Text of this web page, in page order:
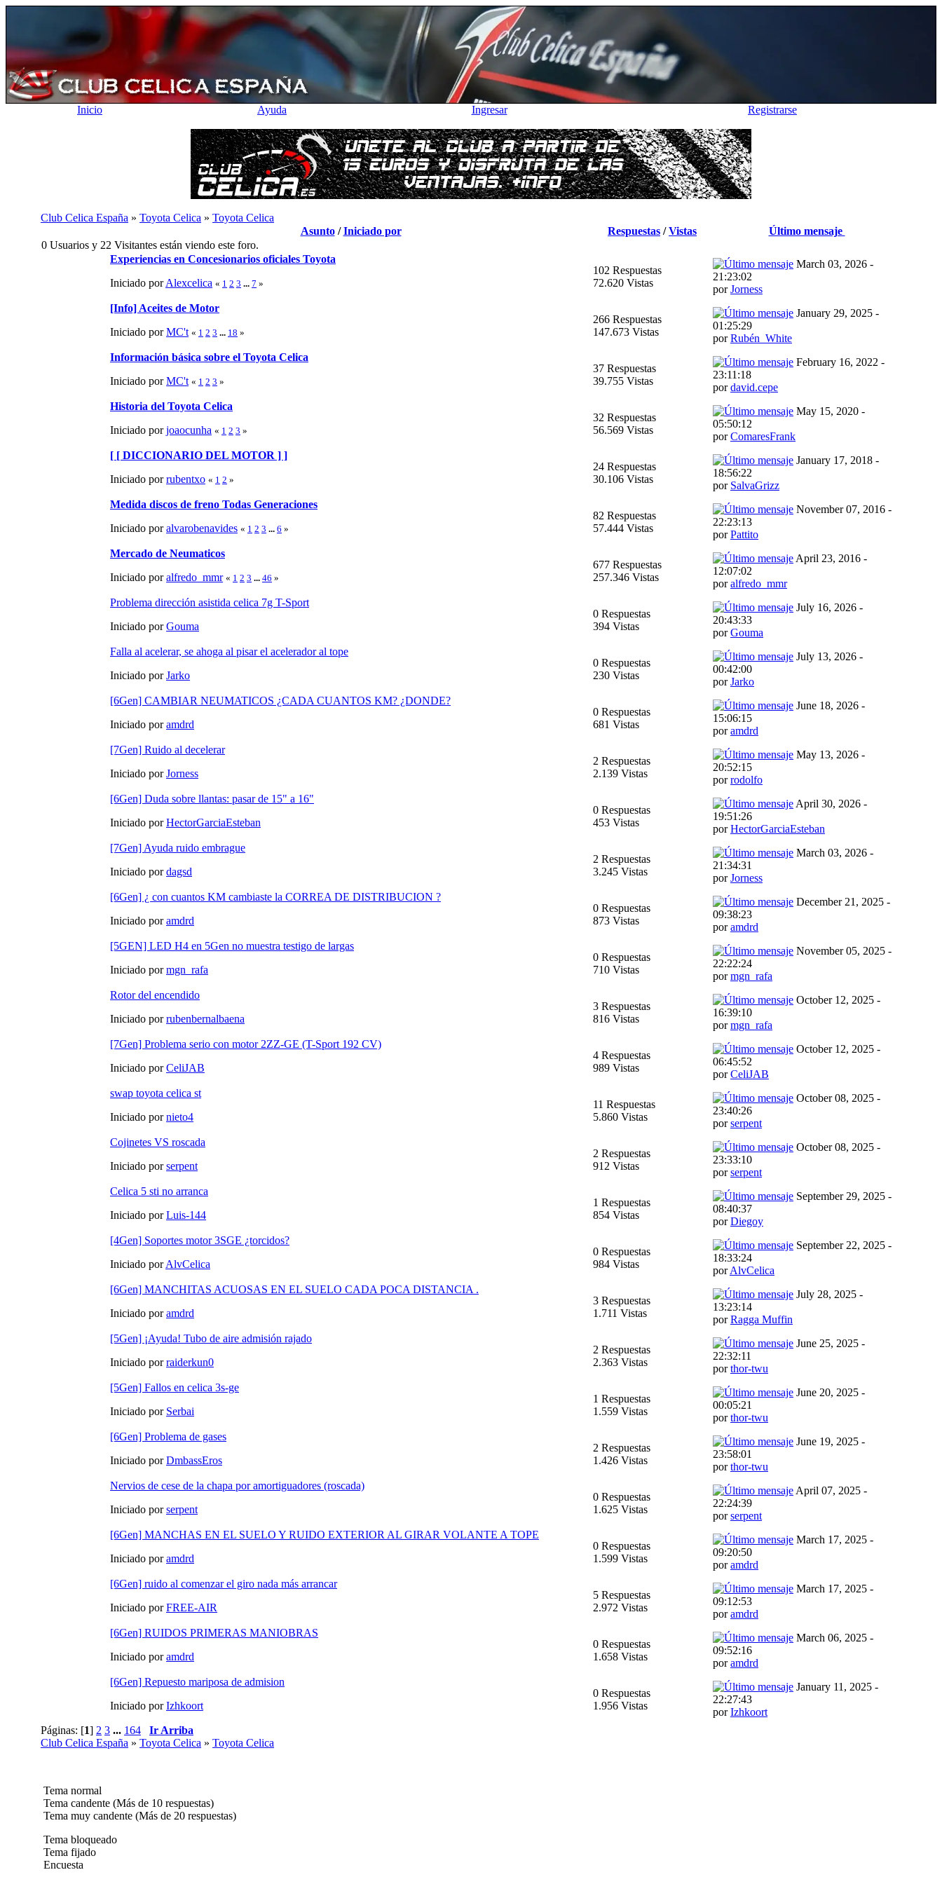
Inicio Ayuda Ingresar Registrarse
Club Celica España » Toyota Celica » Toyota Celica
Asunto/Iniciado por Respuestas /Vistas
Último mensaje
0 Usuarios y 22 Visitantes están viendo este foro.
Experiencias en Concesionarios oficiales Toyota
Iniciado porAlexcelica « 1 2 3 ... 7 »
102 Respuestas
72.620 Vistas
March 03, 2026 -
21:23:02
porJorness
[Info] Aceites de Motor
Iniciado porMC't « 1 2 3 ... 18 »
266 Respuestas
147.673 Vistas
January 29, 2025 -
01:25:29
porRubén_White
Información básica sobre el Toyota Celica
Iniciado porMC't « 1 2 3 »
37 Respuestas
39.755 Vistas
February 16, 2022 -
23:11:18
pordavid.cepe
Historia del Toyota Celica
Iniciado porjoaocunha « 1 2 3 »
32 Respuestas
56.569 Vistas
May 15, 2020 -
05:50:12
porComaresFrank
[ [ DICCIONARIO DEL MOTOR ] ]
Iniciado porrubentxo « 1 2 »
24 Respuestas
30.106 Vistas
January 17, 2018 -
18:56:22
por SalvaGrizz
Medida discos de freno Todas Generaciones
Iniciado poralvarobenavides « 1 2 3 ... 6 »
82 Respuestas
57.444 Vistas
November 07, 2016 -
22:23:13
porPattito
Mercado de Neumaticos
Iniciado poralfredo_mmr « 1 2 3 ... 46 »
677 Respuestas
257.346 Vistas
April 23, 2016 -
12:07:02
poralfredo_mmr
Problema dirección asistida celica 7g T-Sport
Iniciado porGouma
0 Respuestas
394 Vistas
July 16, 2026 -
20:43:33
porGouma
Falla al acelerar, se ahoga al pisar el acelerador al tope
Iniciado porJarko
0 Respuestas
230 Vistas
July 13, 2026 -
00:42:00
porJarko
[6Gen] CAMBIAR NEUMATICOS ¿CADA CUANTOS KM? ¿DONDE?
Iniciado poramdrd
0 Respuestas
681 Vistas
June 18, 2026 -
15:06:15
poramdrd
[7Gen] Ruido al decelerar
Iniciado porJorness
2 Respuestas
2.139 Vistas
May 13, 2026 -
20:52:15
porrodolfo
[6Gen] Duda sobre llantas: pasar de 15" a 16"
Iniciado porHectorGarciaEsteban
0 Respuestas
453 Vistas
April 30, 2026 -
19:51:26
porHectorGarciaEsteban
[7Gen] Ayuda ruido embrague
Iniciado pordagsd
2 Respuestas
3.245 Vistas
March 03, 2026 -
21:34:31
porJorness
[6Gen] ¿ con cuantos KM cambiaste la CORREA DE DISTRIBUCION ?
Iniciado poramdrd
0 Respuestas
873 Vistas
December 21, 2025 -
09:38:23
poramdrd
[5GEN] LED H4 en 5Gen no muestra testigo de largas
Iniciado pormgn_rafa
0 Respuestas
710 Vistas
November 05, 2025 -
22:22:24
pormgn_rafa
Rotor del encendido
Iniciado porrubenbernalbaena
3 Respuestas
816 Vistas
October 12, 2025 -
16:39:10
pormgn_rafa
[7Gen] Problema serio con motor 2ZZ-GE (T-Sport 192 CV)
Iniciado porCeliJAB
4 Respuestas
989 Vistas
October 12, 2025 -
06:45:52
porCeliJAB
swap toyota celica st
Iniciado pornieto4
11 Respuestas
5.860 Vistas
October 08, 2025 -
23:40:26
porserpent
Cojinetes VS roscada
Iniciado porserpent
2 Respuestas
912 Vistas
October 08, 2025 -
23:33:10
porserpent
Celica 5 sti no arranca
Iniciado porLuis-144
1 Respuestas
854 Vistas
September 29, 2025 -
08:40:37
porDiegoy
[4Gen] Soportes motor 3SGE ¿torcidos?
Iniciado porAlvCelica
0 Respuestas
984 Vistas
September 22, 2025 -
18:33:24
porAlvCelica
[6Gen] MANCHITAS ACUOSAS EN EL SUELO CADA POCA DISTANCIA .
Iniciado poramdrd
3 Respuestas
1.711 Vistas
July 28, 2025 -
13:23:14
porRagga Muffin
[5Gen] ¡Ayuda! Tubo de aire admisión rajado
Iniciado porraiderkun0
2 Respuestas
2.363 Vistas
June 25, 2025 -
22:32:11
porthor-twu
[5Gen] Fallos en celica 3s-ge
Iniciado por Serbai
1 Respuestas
1.559 Vistas
June 20, 2025 -
00:05:21
porthor-twu
[6Gen] Problema de gases
Iniciado porDmbassEros
2 Respuestas
1.426 Vistas
June 19, 2025 -
23:58:01
porthor-twu
Nervios de cese de la chapa por amortiguadores (roscada)
Iniciado porserpent
0 Respuestas
1.625 Vistas
April 07, 2025 -
22:24:39
porserpent
[6Gen] MANCHAS EN EL SUELO Y RUIDO EXTERIOR AL GIRAR VOLANTE A TOPE
Iniciado poramdrd
0 Respuestas
1.599 Vistas
March 17, 2025 -
09:20:50
poramdrd
[6Gen] ruido al comenzar el giro nada más arrancar
Iniciado porFREE-AIR
5 Respuestas
2.972 Vistas
March 17, 2025 -
09:12:53
poramdrd
[6Gen] RUIDOS PRIMERAS MANIOBRAS
Iniciado poramdrd
0 Respuestas
1.658 Vistas
March 06, 2025 -
09:52:16
poramdrd
[6Gen] Repuesto mariposa de admision
Iniciado porIzhkoort
0 Respuestas
1.956 Vistas
January 11, 2025 -
22:27:43
porIzhkoort
Páginas: [1] 2 3 ... 164
Ir Arriba
Club Celica España » Toyota Celica » Toyota Celica
Tema normal
Tema candente (Más de 10 respuestas)
Tema muy candente (Más de 20 respuestas)
Tema bloqueado
Tema fijado
Encuesta